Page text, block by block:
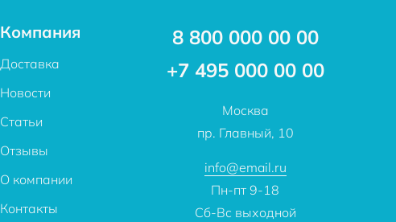
Компания
Доставка
Новости
Статьи
Отзывы
О компании
Контакты
8 800 000 00 00
+7 495 000 00 00
Москва
пр. Главный, 10
info@email.ru
Пн-пт 9-18
Сб-Вс выходной